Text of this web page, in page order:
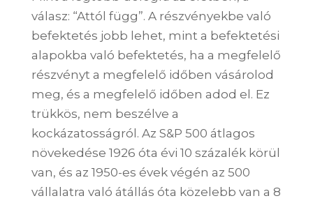
válasz: “Attól függ”. A részvényekbe való
befektetés jobb lehet, mint a befektetési
alapokba való befektetés, ha a megfelelő
részvényt a megfelelő időben vásárolod
meg, és a megfelelő időben adod el. Ez
trükkös, nem beszélve a
kockázatosságról. Az S&P 500 átlagos
növekedése 1926 óta évi 10 százalék körül
van, és az 1950-es évek végén az 500
vállalatra való átállás óta közelebb van a 8